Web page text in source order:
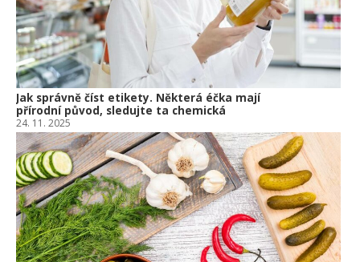
Jak správně číst etikety. Některá éčka mají
přírodní původ, sledujte ta chemická
24. 11. 2025